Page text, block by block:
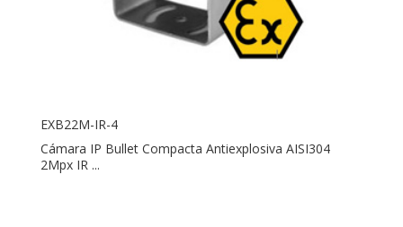
EXB22M-IR-4
Cámara IP Bullet Compacta Antiexplosiva AISI304
2Mpx IR ...